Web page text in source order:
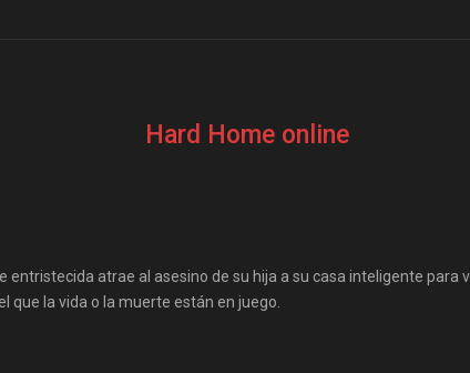
Hard Home online
atrae al asesino de su hija a su casa inteligente para
que la vida o la muerte están en juego.